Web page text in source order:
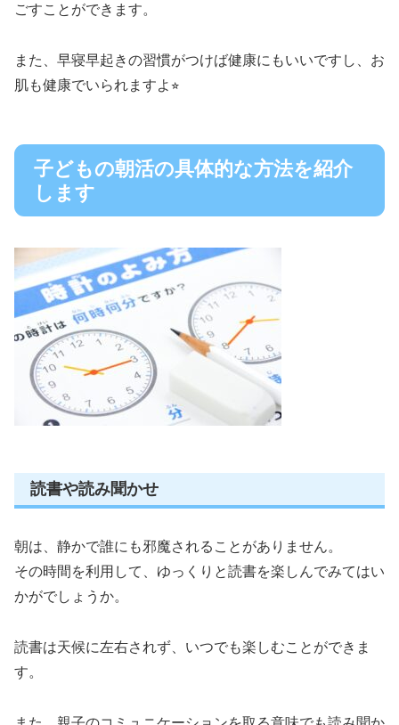
ごすことができます。
また、早寝早起きの習慣がつけば健康にもいいですし、お
肌も健康でいられますよ⭐︎
子どもの朝活の具体的な方法を紹介
します
読書や読み聞かせ
朝は、静かで誰にも邪魔されることがありません。
その時間を利用して、ゆっくりと読書を楽しんでみてはい
かがでしょうか。
読書は天候に左右されず、いつでも楽しむことができま
す。